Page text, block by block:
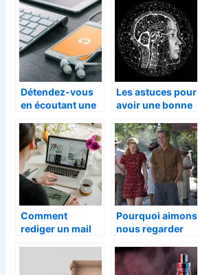
nettoyage qui
facilitent le
quotidien
pour une vie
sans stress et
agréable
Détendez-vous
en écoutant une
pour une vie
sans stress et
agréable
Les astuces pour
avoir une bonne
Comment
rediger un mail
Pourquoi aimons
nous regarder
romantiques
comme « the